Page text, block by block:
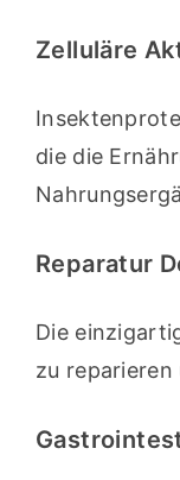
Zelluläre
die die
Reparatur
Die
zu